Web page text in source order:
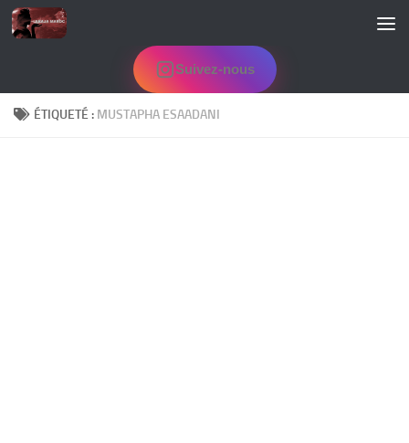
Skip to content
Suivez-nous
ÉTIQUETÉ : MUSTAPHA ESAADANI